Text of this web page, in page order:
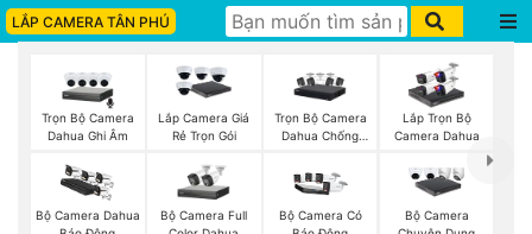
LẮP CAMERA TÂN PHÚ
Trọn Bộ Camera
Dahua Ghi Âm
Lắp Camera Giá
Rẻ Trọn Gói
Trọn Bộ Camera
Dahua Chống
Lắp Trọn Bộ
Camera Dahua
Bộ Camera Dahua
Bộ Camera Full
Bộ Camera Có
Bộ Camera